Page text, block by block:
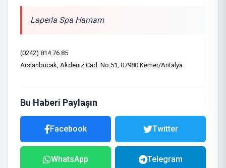
Laperla Spa Hamam
(0242) 814 76 85
Arslanbucak, Akdeniz Cad. No:51, 07980 Kemer/Antalya
Bu Haberi Paylaşın
Facebook Twitter
WhatsApp Telegram